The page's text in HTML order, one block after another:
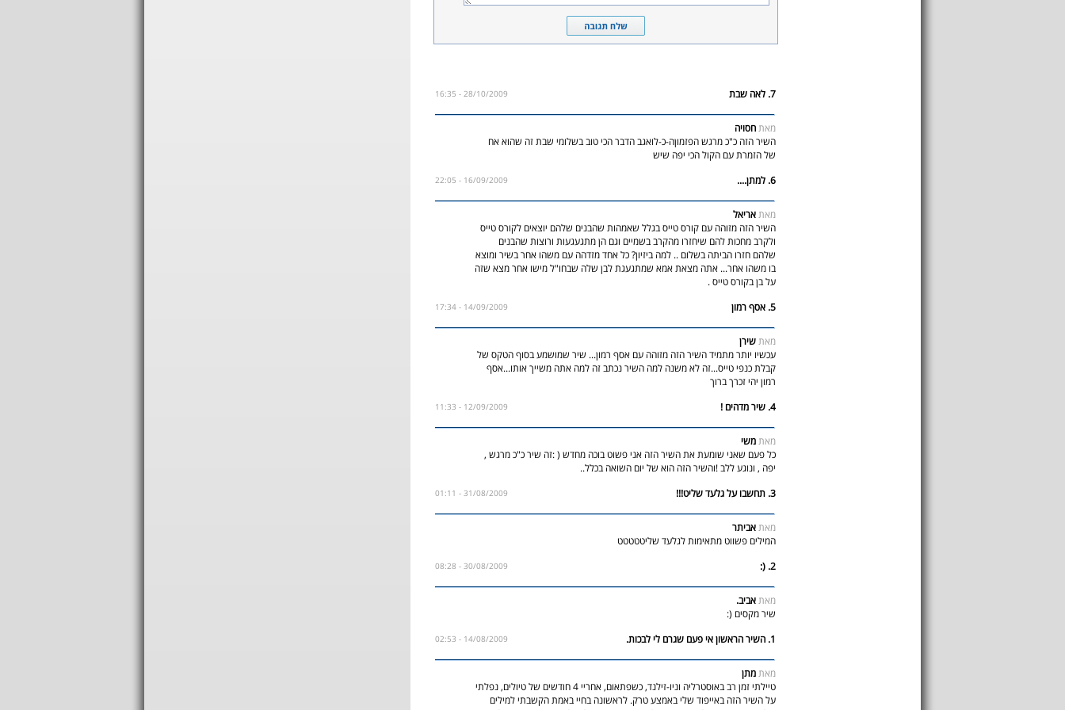
7. לאה שבת 28/10/2009 - 16:35
מאתחסויה
השיר הזה כ"כ מרגש הפזמוןה-כ-לואגב הדבר הכי טוב בשלומי שבת זה שהוא אח
של הזמרת עם הקול הכי יפה שיש
6. למתן....
16/09/2009 - 22:05
מאתאריאל
השיר הזה מזוהה עם קורס טייס בגלל שאמהות שהבנים שלהם יוצאים לקורס טייס
ולקרב מחכות להם שיחזרו מהקרב בשמיים וגם הן מתגעגעות ורוצות שהבנים
שלהם חזרו הביתה בשלום .. למה ביזיון? כל אחד מזדהה עם משהו אחר בשיר ומוצא
בו משהו אחר... אתה מצאת אמא שמתגעגת לבן שלה שבחו"ל מישו אחר מצא שזה
על בן בקורס טייס .
5. אסף רמון
14/09/2009 - 17:34
מאתשירן
עכשיו יותר מתמיד השיר הזה מזוהה עם אסף רמון... שיר שמושמע בסוף הטקס של
קבלת כנפי טייס...זה לא משנה למה השיר נכתב זה למה אתה משייך אותו...אסף
רמון יהי זכרך ברוך
4. שיר מדהים !
12/09/2009 - 11:33
מאתמשי
כל פעם שאני שומעת את השיר הזה אני פשוט בוכה מחדש ( :זה שיר כ"כ מרגש ,
יפה , ונוגע ללב !והשיר הזה הוא של יום השואה בכלל..
3. תחשבו על גלעד שליט!!!
31/08/2009 - 01:11
מאתאביתר
המילים פשווט מתאימות לגלעד שליטטטטט
2. (:
30/08/2009 - 08:28
מאתאביב.
שיר מקסים (:
1. השיר הראשון אי פעם שגרם לי לבכות.
14/08/2009 - 02:53
מאתמתן
טיילתי זמן רב באוסטרליה וניו-זילנד, כשפתאום, אחריי 4 חודשים של טיולים, נפלתי
על השיר הזה באייפוד שלי באמצע טרק. לראשונה בחיי באמת הקשבתי למילים